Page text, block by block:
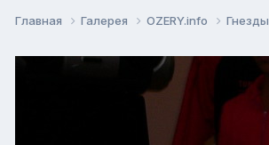
Главная Галерея OZERY.info